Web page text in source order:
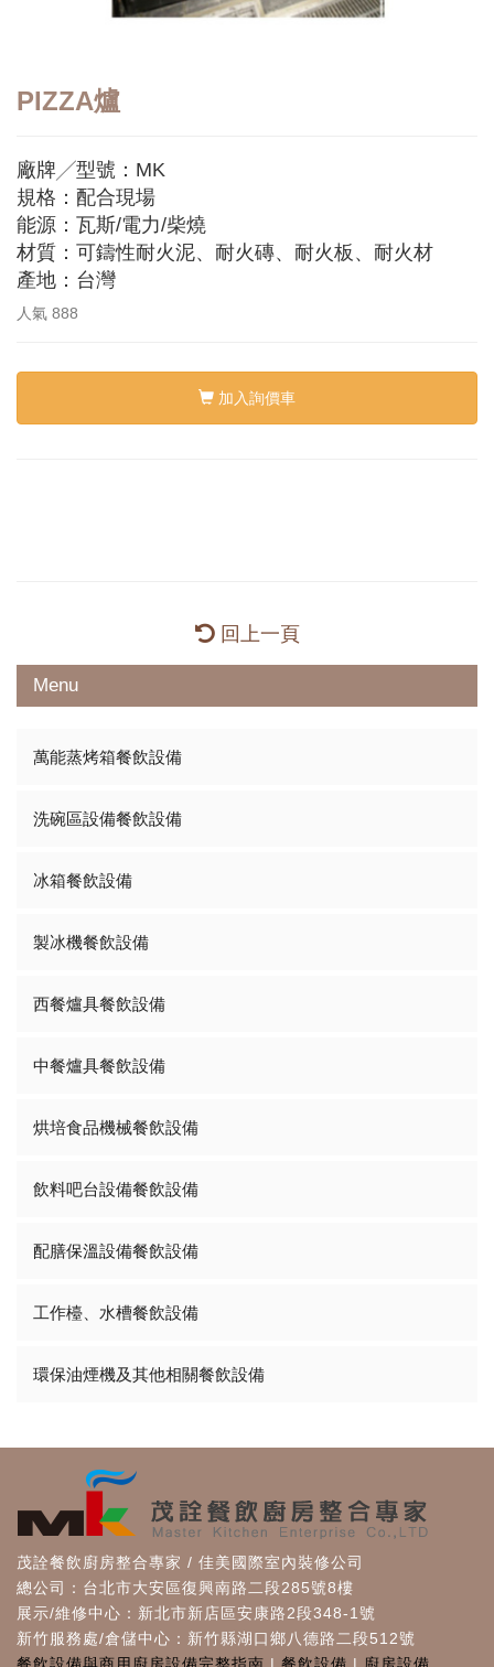
PIZZA爐
廠牌╱型號：MK
規格：配合現場
能源：瓦斯/電力/柴燒
材質：可鑄性耐火泥、耐火磚、耐火板、耐火材
產地：台灣
人氣 888
加入詢價車
回上一頁
Menu
萬能蒸烤箱餐飲設備
洗碗區設備餐飲設備
冰箱餐飲設備
製冰機餐飲設備
西餐爐具餐飲設備
中餐爐具餐飲設備
烘培食品機械餐飲設備
飲料吧台設備餐飲設備
配膳保溫設備餐飲設備
工作檯、水槽餐飲設備
環保油煙機及其他相關餐飲設備
茂詮餐飲廚房整合專家 / 佳美國際室內裝修公司
總公司：台北市大安區復興南路二段285號8樓
展示/維修中心：新北市新店區安康路2段348-1號
新竹服務處/倉儲中心：新竹縣湖口鄉八德路二段512號